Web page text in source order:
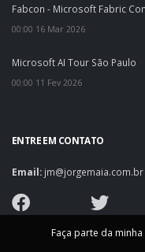
Fabcon - Microsoft Fabric
00:00 16 Mar 2026
Microsoft AI Tour São Paulo
00:00 11 Fev 2026
ENTRE EM CONTATO
Email: jm@jorgemaia.com.br
Faça parte da